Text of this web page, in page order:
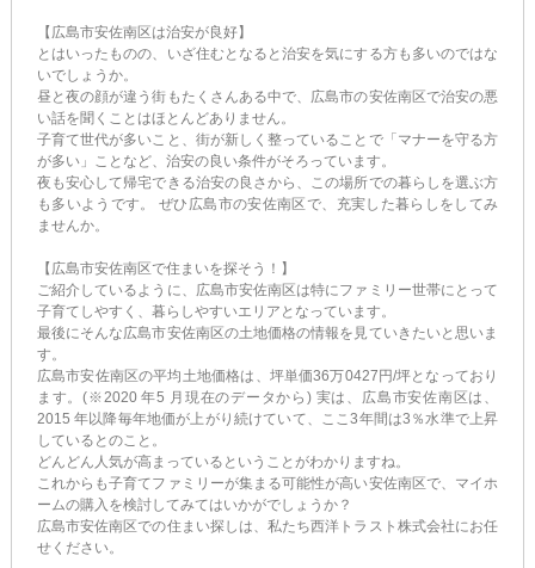
【広島市安佐南区は治安が良好】
とはいったものの、いざ住むとなると治安を気にする方も多いのではな
いでしょうか。
昼と夜の顔が違う街もたくさんある中で、広島市の安佐南区で治安の悪
い話を聞くことはほとんどありません。
子育て世代が多いこと、街が新しく整っていることで「マナーを守る方
が多い」ことなど、治安の良い条件がそろっています。
夜も安心して帰宅できる治安の良さから、この場所での暮らしを選ぶ方
も多いようです。 ぜひ広島市の安佐南区で、充実した暮らしをしてみ
ませんか。
【広島市安佐南区で住まいを探そう！】
ご紹介しているように、広島市安佐南区は特にファミリー世帯にとって
子育てしやすく、暮らしやすいエリアとなっています。
最後にそんな広島市安佐南区の土地価格の情報を見ていきたいと思いま
す。
広島市安佐南区の平均土地価格は、坪単価36万0427円/坪となっており
ます。(※2020 年5 月現在のデータから) 実は、広島市安佐南区は、
2015 年以降毎年地価が上がり続けていて、ここ3年間は3％水準で上昇
しているとのこと。
どんどん人気が高まっているということがわかりますね。
これからも子育てファミリーが集まる可能性が高い安佐南区で、マイホ
ームの購入を検討してみてはいかがでしょうか？
広島市安佐南区での住まい探しは、私たち西洋トラスト株式会社にお任
せください。